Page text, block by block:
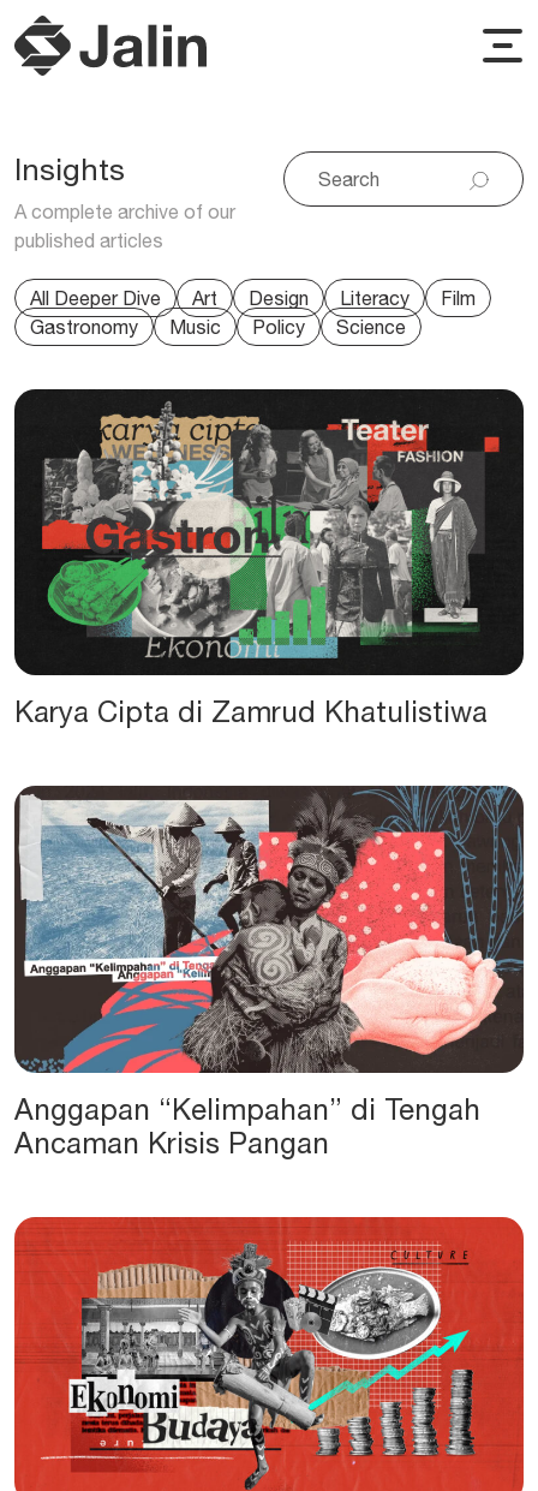
Insights
A complete archive of our
published articles
All Deeper Dive Art Design Literacy
Film
Gastronomy
Music Policy Science
Karya Cipta di Zamrud Khatulistiwa
Anggapan “Kelimpahan” di Tengah
Ancaman Krisis Pangan